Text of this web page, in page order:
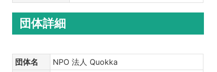
団体詳細
団体名
NPO 法人 Quokka